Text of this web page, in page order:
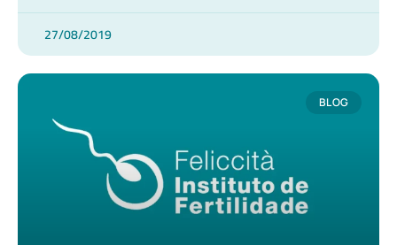
27/08/2019
BLOG